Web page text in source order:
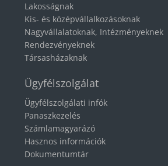
Lakosságnak
Kis- és középvállalkozásoknak
Nagyvállalatoknak, Intézményeknek
Rendezvényeknek
Társasházaknak
Ügyfélszolgálat
Ügyfélszolgálati infók
Panaszkezelés
Számlamagyarázó
Hasznos információk
Dokumentumtár